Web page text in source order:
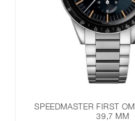
SPEEDMASTER FIRST
39,7 MM